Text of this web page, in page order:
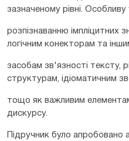
зазначеному рівні. Особливу
розпізнаванню імпліцитних
логічним конекторам та
засобам зв'язності тексту,
структурам, ідіоматичним
тощо як важливим
дискурсу.
Підручник було апробовано